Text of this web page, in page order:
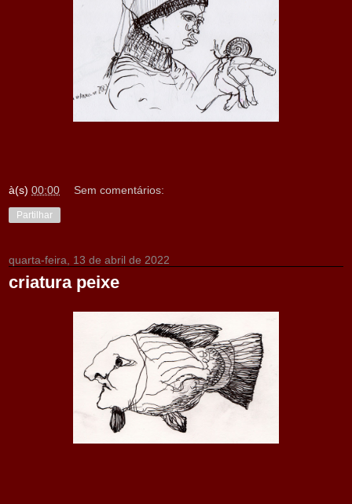
à(s) 00:00 Sem comentários:
Partilhar
quarta-feira, 13 de abril de 2022
criatura peixe